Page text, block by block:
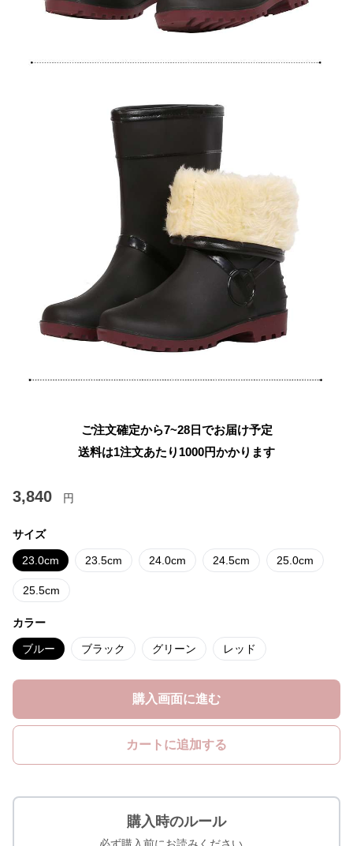
ご注文確定から7~28日でお届け予定
送料は1注文あたり 1000円かかります
3,840 円
サイズ
23.0cm 23.5cm 24.0cm 24.5cm 25.0cm
25.5cm
カラー
ブルー ブラック グリーン レッド
購入画面に進む
カートに追加する
購入時のルール